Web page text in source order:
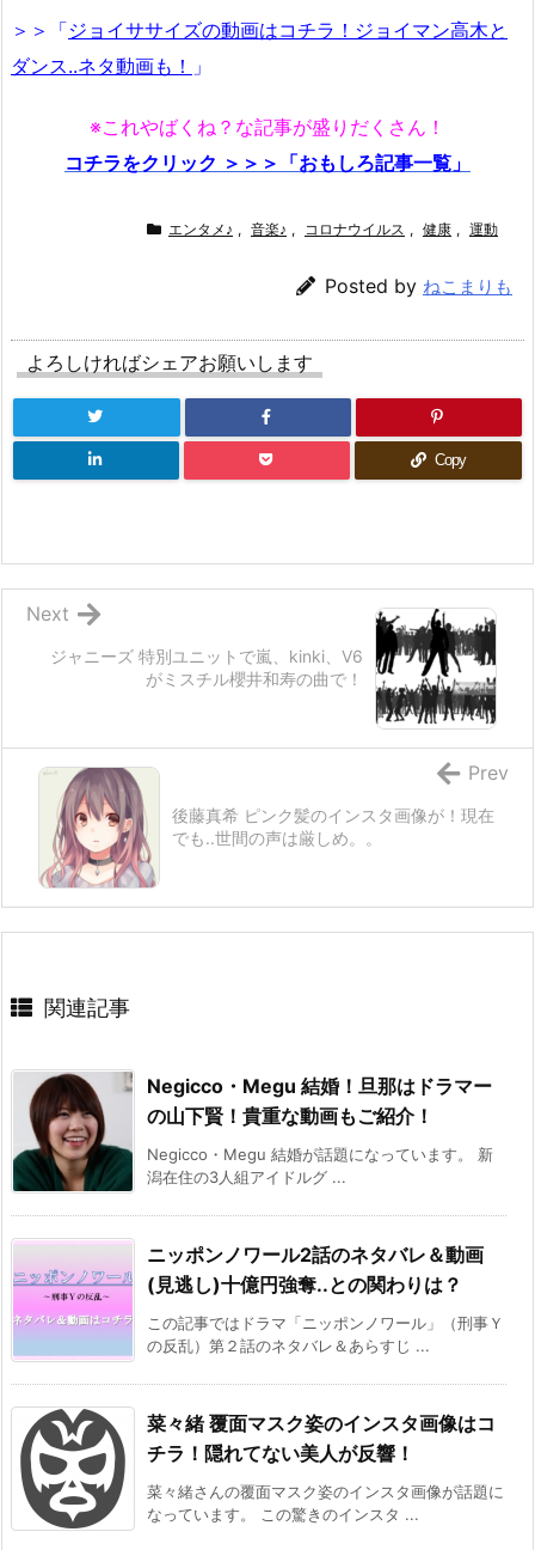
＞＞「ジョイササイズの動画はコチラ！ジョイマン高木と
ダンス..ネタ動画も！ 」
※これやばくね？な記事が盛りだくさん！
コチラをクリック ＞＞＞「おもしろ記事一覧」
エンタメ♪ , 音楽♪ , コロナウイルス , 健康 , 運動
Posted by ねこまりも
よろしければシェアお願いします
Copy
ジャニーズ 特別ユニットで嵐、kinki、V6
がミスチル櫻井和寿の曲で！
Next
後藤真希 ピンク髪のインスタ画像が！現在
でも..世間の声は厳しめ。。
Prev
関連記事
Negicco・Megu 結婚！旦那はドラマー
の山下賢！貴重な動画もご紹介！
Negicco・Megu 結婚が話題になっています。 新
潟在住の3人組アイドルグ ...
ニッポンノワール2話のネタバレ＆動画
(見逃し)十億円強奪..との関わりは？
この記事ではドラマ「ニッポンノワール」（刑事Ｙ
の反乱）第２話のネタバレ＆あらすじ ...
菜々緒 覆面マスク姿のインスタ画像はコ
チラ！隠れてない美人が反響！
菜々緒さんの覆面マスク姿のインスタ画像が話題に
なっています。 この驚きのインスタ ...